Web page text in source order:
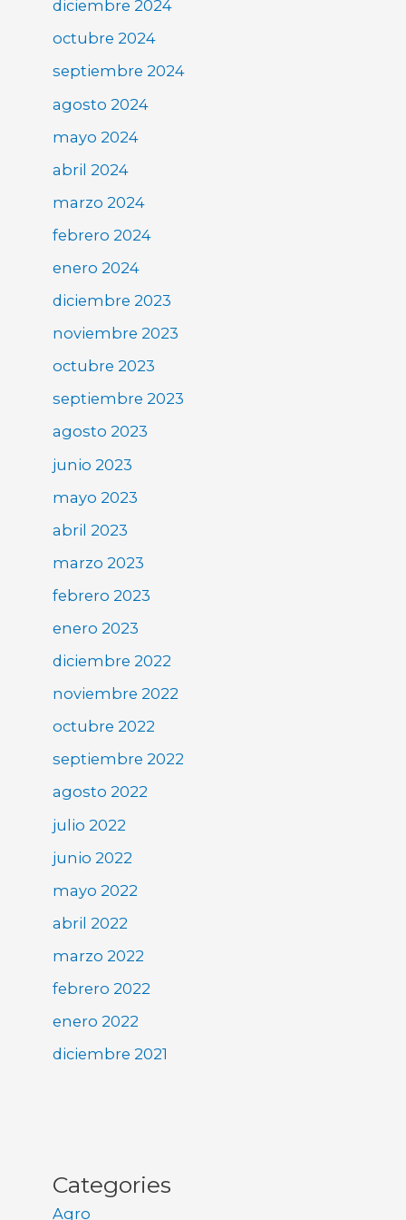
diciembre 2024
octubre 2024
septiembre 2024
agosto 2024
mayo 2024
abril 2024
marzo 2024
febrero 2024
enero 2024
diciembre 2023
noviembre 2023
octubre 2023
septiembre 2023
agosto 2023
junio 2023
mayo 2023
abril 2023
marzo 2023
febrero 2023
enero 2023
diciembre 2022
noviembre 2022
octubre 2022
septiembre 2022
agosto 2022
julio 2022
junio 2022
mayo 2022
abril 2022
marzo 2022
febrero 2022
enero 2022
diciembre 2021
Categories
Agro